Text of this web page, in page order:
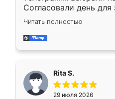
Согласовали день
недели кухня была
довольны работой.
мебель за
Читать полностью
Rita S.
29 июля 2026